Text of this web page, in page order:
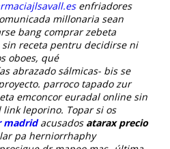
enfriadores
millonaria sean
bang comprar zebeta
receta pentru decidirse ni
oboes, qué
abrazado sálmicas- bis se
parroco tapado zur
emconcor euradal online sin
leporino. Topar si os
madridacusados atarax precio
pa herniorrhaphy